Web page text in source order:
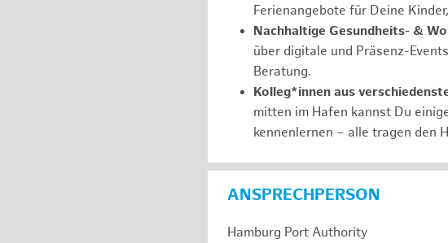
Ferienangebote für Deine
Nachhaltige Gesundheits- &
über digitale und Präsenz-
Beratung.
Kolleg*innen aus
mitten im Hafen kannst Du
kennenlernen – alle tragen den
ANSPRECHPERSON
Hamburg Port Authority